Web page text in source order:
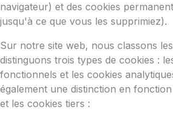
navigateur) et des cookies
jusqu'à ce que vous les supprimiez).
Sur notre site web, nous classons
distinguons trois types de cookies :
fonctionnels et les cookies
également une distinction en
et les cookies tiers :